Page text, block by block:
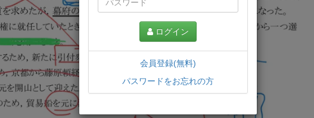
ログイン
会員登録(無料)
パスワードをお忘れの方